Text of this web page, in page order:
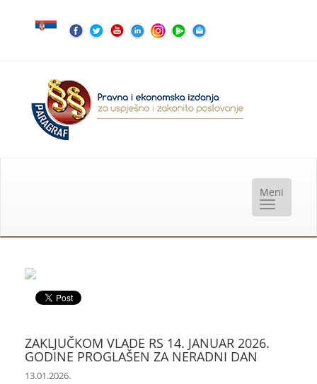
ZAKLJUČKOM VLADE RS 14. JANUAR 2026.
GODINE PROGLAŠEN ZA NERADNI DAN
13.01.2026.